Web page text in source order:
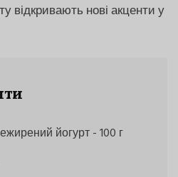
відкривають нові акценти у
йогурт- 100 г